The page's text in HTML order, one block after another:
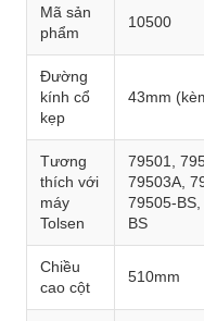
Mã sản
phẩm
10500
Đường
kính cổ
kẹp
43mm
Tương
thích với
máy
Tolsen
79501,
79503A,
79505-
BS
Chiều
cao cột
510mm